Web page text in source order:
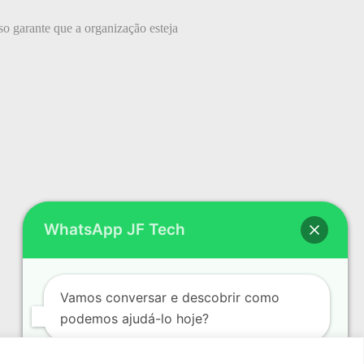
garante que a organização esteja
WhatsApp JF Tech
Vamos conversar e descobrir como
podemos ajudá-lo hoje?